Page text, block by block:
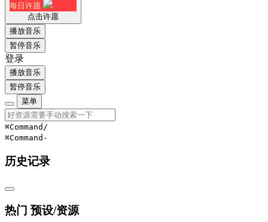
每日许愿
点击许愿
播放音乐
暂停音乐
登录
播放音乐
暂停音乐
菜单
⌘Command /
⌘Command -
历史记录
热门 预设/资源